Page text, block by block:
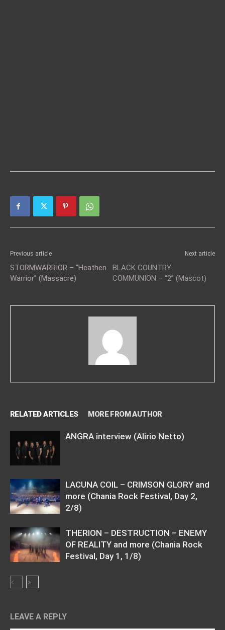
Previous article
STORMWARRIOR – “Heathen
Warrior” (Massacre)
Next article
BLACK COUNTRY
COMMUNION – “2” (Mascot)
RELATED ARTICLES MORE FROM AUTHOR
ANGRA interview (Alirio Netto)
LACUNA COIL – CRIMSON GLORY and
more (Chania Rock Festival, Day 2,
2/8)
THERION – DESTRUCTION – ENEMY
OF REALITY and more (Chania Rock
Festival, Day 1, 1/8)
LEAVE A REPLY